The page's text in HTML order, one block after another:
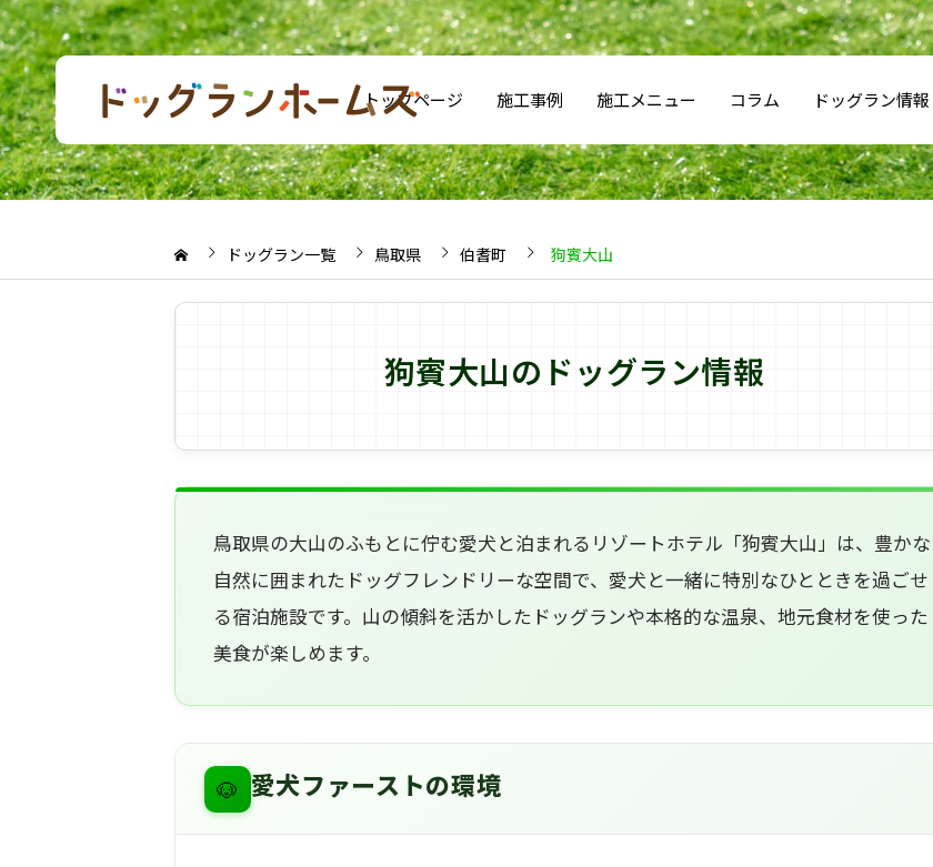
トップページ 施工事例 施工メニュー コラム ドッグラン情報
ドッグラン一覧 鳥取県 伯耆町 狗賓大山
狗賓大山のドッグラン情報
鳥取県の大山のふもとに佇む愛犬と泊まれるリゾートホテル「狗賓大山」は、豊かな
自然に囲まれたドッグフレンドリーな空間で、愛犬と一緒に特別なひとときを過ごせ
る宿泊施設です。山の傾斜を活かしたドッグランや本格的な温泉、地元食材を使った
美食が楽しめます。
🐶 愛犬ファーストの環境